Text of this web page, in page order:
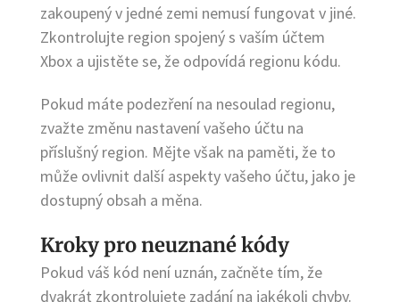
zakoupený v jedné zemi nemusí fungovat v jiné.
Zkontrolujte region spojený s vaším účtem
Xbox a ujistěte se, že odpovídá regionu kódu.
Pokud máte podezření na nesoulad regionu,
zvažte změnu nastavení vašeho účtu na
příslušný region. Mějte však na paměti, že to
může ovlivnit další aspekty vašeho účtu, jako je
dostupný obsah a měna.
Kroky pro neuznané kódy
Pokud váš kód není uznán, začněte tím, že
dvakrát zkontrolujete zadání na jakékoli chyby.